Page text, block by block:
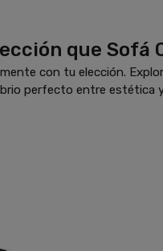
que Sofá
con tu elección.
perfecto entre estética